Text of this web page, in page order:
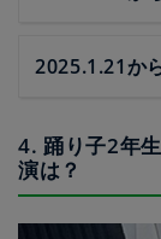
2025.1.21か
4. 踊り子2年
演は？